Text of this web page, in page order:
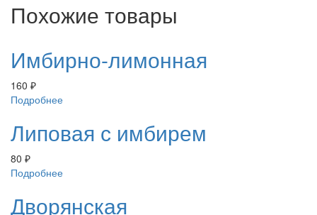
Похожие товары
Имбирно-лимонная
160 ₽
Подробнее
Липовая с имбирем
80 ₽
Подробнее
Дворянская